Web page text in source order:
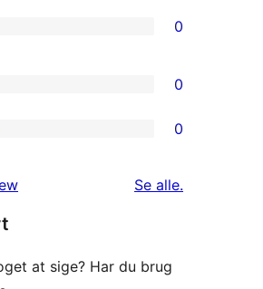
0
0
0
Se alleanmeldelser
.
at sige? Har du brug